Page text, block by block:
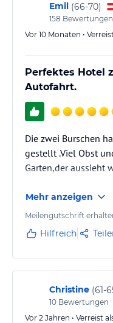
Emil (66-70)
158 Bewertungen
Vor 10 Monaten •
Perfektes Hotel
Autofahrt.
Die zwei Burschen
gestellt .Viel Obst
Garten,der aussieht
Mehr anzeigen
Meilengutschrift
Hilfreich
Christine (61-
10 Bewertungen
Vor 2 Jahren • Verreist